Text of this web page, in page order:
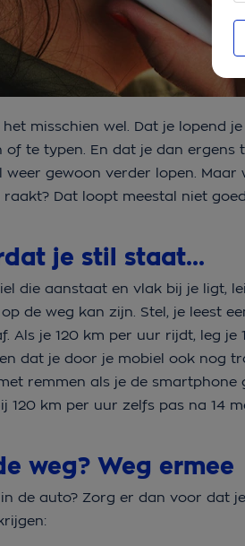
misschien wel. Dat je lopend
of te typen. En dat je dan ergens
weer gewoon verder lopen.
raakt? Dat loopt meestal niet
je stil staat...
die aanstaat en vlak bij je ligt,
de weg kan zijn. Stel, je leest
Als je 120 km per uur rijdt, leg
dat je door je mobiel ook nog
remmen als je de
120 km per uur zelfs pas na 14
weg? Weg ermee
de auto? Zorg er dan voor dat